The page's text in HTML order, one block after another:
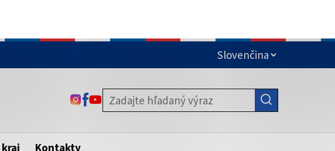
je zabezpečená
webovú stránku. Zabezpečená stránka vždy začína
názvom domény webového sídla.
ODKAZ SA OTVORÍ NA NOVEJ KARTE
ODKAZ SA OTVORÍ NA NOVEJ KARTE
ODKAZ SA OTVORÍ NA NOVEJ KARTE
Kontakty